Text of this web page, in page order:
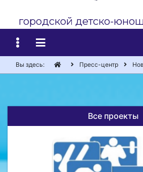
городской детско-
Вы здесь: Пресс-центр
Все проекты